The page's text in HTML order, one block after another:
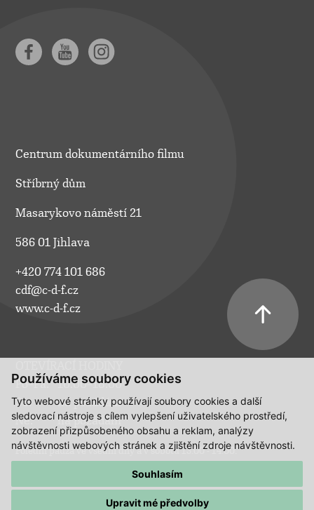
Používáme soubory cookies
Tyto webové stránky používají soubory cookies a další
sledovací nástroje s cílem vylepšení uživatelského prostředí,
zobrazení přizpůsobeného obsahu a reklam, analýzy
návštěvnosti webových stránek a zjištění zdroje návštěvnosti.
Souhlasím
Upravit mé předvolby
Centrum dokumentárního filmu
Stříbrný dům
Masarykovo náměstí 21
586 01 Jihlava
+420 774 101 686
cdf@c-d-f.cz
www.c-d-f.cz
Po–Pá:
10.00–18.00
So:
na požádání
Ne:
na požádání
Polední pauza ve všední dny a v sobotu 13:00 - 14:00.